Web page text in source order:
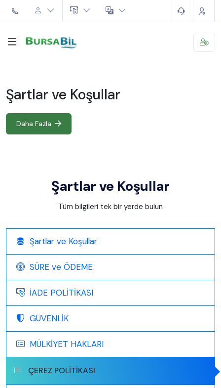
Şartlar ve Koşullar
Daha Fazla
Şartlar ve Koşullar
Tüm bilgileri tek bir yerde bulun
Şartlar ve Koşullar
SÜRE ve ÖDEME
İADE POLİTİKASI
GÜVENLİK
MÜLKİYET HAKLARI
ÇEREZ POLİTİKASI